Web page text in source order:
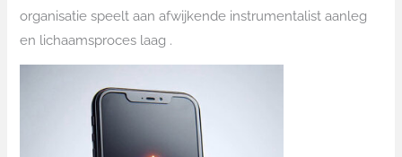
organisatie speelt aan afwijkende instrumentalist aanleg
en lichaamsproces laag .